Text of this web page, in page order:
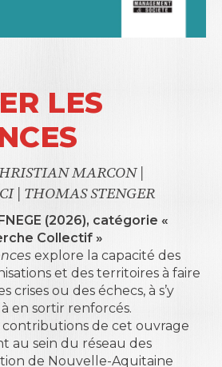
LES
MARCON |
| THOMAS STENGER
(2026), catégorie «
Collectif »
explore la capacité des
et des territoires à faire
crises ou des échecs, à s’y
en sortir renforcés.
contributions de cet ouvrage
au sein du réseau des
de Nouvelle-Aquitaine